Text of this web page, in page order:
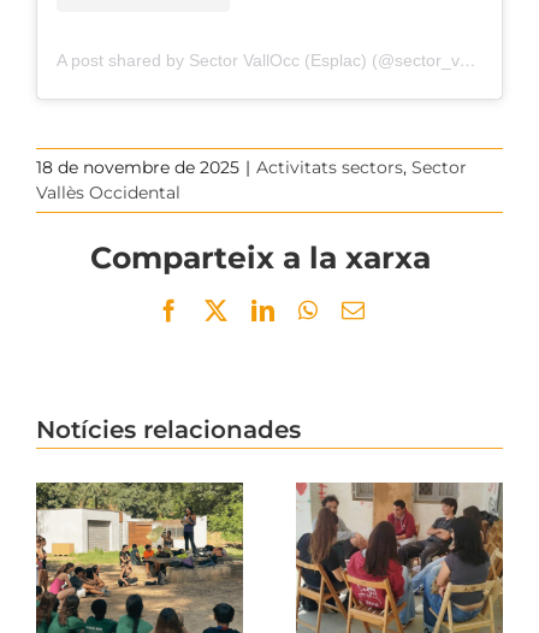
A post shared by Sector VallOcc (Esplac) (@sector_valles_occidental)
18 de novembre de 2025 | Activitats sectors, Sector
Vallès Occidental
Comparteix a la xarxa
Facebook
TwitterLinkedInWhatsApp
Email
Notícies relacionades